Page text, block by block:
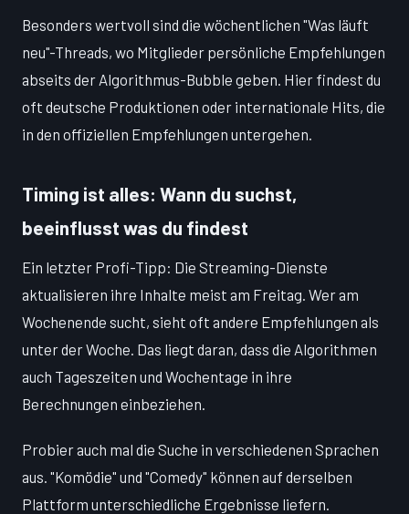
Besonders wertvoll sind die wöchentlichen "Was läuft
neu"-Threads, wo Mitglieder persönliche Empfehlungen
abseits der Algorithmus-Bubble geben. Hier findest du
oft deutsche Produktionen oder internationale Hits, die
in den offiziellen Empfehlungen untergehen.
Timing ist alles: Wann du suchst,
beeinflusst was du findest
Ein letzter Profi-Tipp: Die Streaming-Dienste
aktualisieren ihre Inhalte meist am Freitag. Wer am
Wochenende sucht, sieht oft andere Empfehlungen als
unter der Woche. Das liegt daran, dass die Algorithmen
auch Tageszeiten und Wochentage in ihre
Berechnungen einbeziehen.
Probier auch mal die Suche in verschiedenen Sprachen
aus. "Komödie" und "Comedy" können auf derselben
Plattform unterschiedliche Ergebnisse liefern.